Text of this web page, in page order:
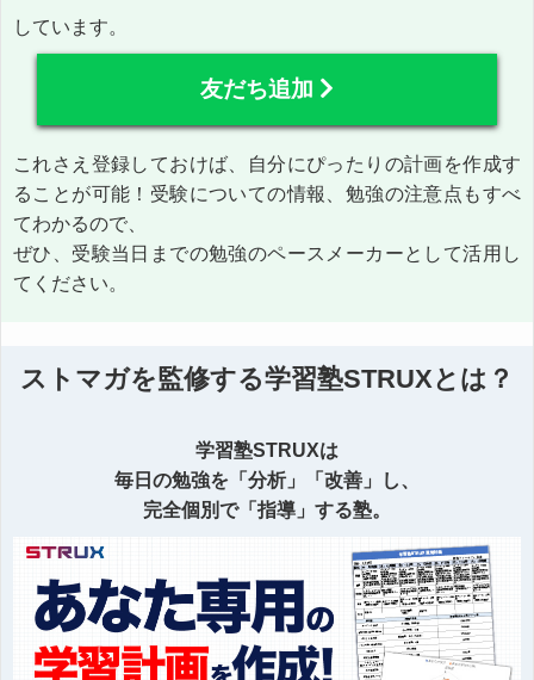
しています。
友だち追加
これさえ登録しておけば、自分にぴったりの計画を作成す
ることが可能！受験についての情報、勉強の注意点もすべ
てわかるので、
ぜひ、受験当日までの勉強のペースメーカーとして活用し
てください。
ストマガを監修する学習塾STRUXとは？
学習塾STRUXは
毎日の勉強を「分析」「改善」し、
完全個別で「指導」する塾。